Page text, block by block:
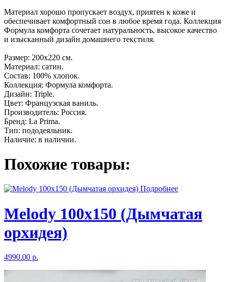
Материал хорошо пропускает воздух, приятен к коже и
обеспечивает комфортный сон в любое время года. Коллекция
Формула комфорта сочетает натуральность, высокое качество
и изысканный дизайн домашнего текстиля.
Размер: 200x220 см.
Материал: сатин.
Состав: 100% хлопок.
Коллекция: Формула комфорта.
Дизайн: Triple.
Цвет: Французская ваниль.
Производитель: Россия.
Бренд: La Prima.
Тип: пододеяльник.
Наличие: в наличии.
Похожие товары:
Подробнее
Melody 100х150 (Дымчатая
орхидея)
4990.00 р.